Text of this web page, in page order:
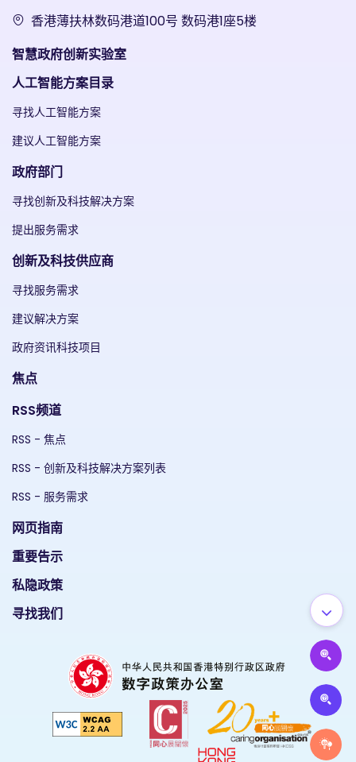
香港薄扶林数码港道100号 数码港1座5楼
智慧政府创新实验室
人工智能方案目录
寻找人工智能方案
建议人工智能方案
政府部门
寻找创新及科技解决方案
提出服务需求
创新及科技供应商
寻找服务需求
建议解决方案
政府资讯科技项目
焦点
RSS频道
RSS - 焦点
RSS - 创新及科技解决方案列表
RSS - 服务需求
网页指南
重要告示
私隐政策
寻找我们